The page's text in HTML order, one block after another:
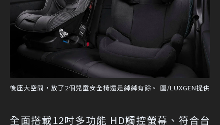
後座大空間，放了2個兒童安全椅還是綽綽有餘。 圖/LUXGEN提供
全面搭載12吋多功能 HD觸控螢幕、符合台